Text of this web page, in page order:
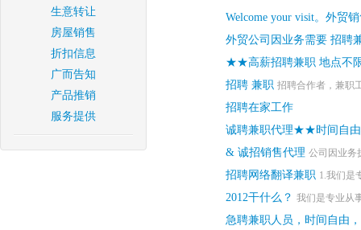
生意转让
房屋销售
折扣信息
广而告知
产品推销
服务提供
Welcome your visit。外贸
外贸公司因业务需要 招聘
★★高薪招聘兼职 地点不
招聘 兼职 招聘合作者，兼职
招聘在家工作
诚聘兼职代理★★时间自
& 诚招销售代理 公司因业务
招聘网络翻译兼职 1.我们是
2012干什么？ 我们是专业从
急聘兼职人员，时间自由